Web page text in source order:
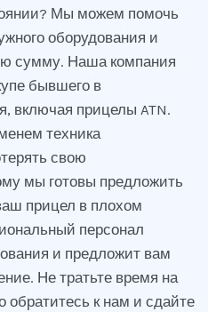
Мы можем помочь
оборудования и
сумму. Наша компания
бывшего в
включая прицелы ATN.
техника
свою
мы готовы предложить
прицел в плохом
персонал
и предложит вам
Не тратьте время на
обратитесь к нам и сдайте